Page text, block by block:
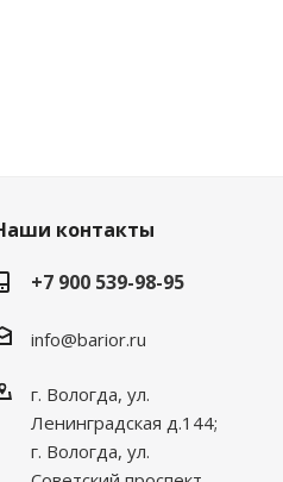
контакты
+7 900 539-98-95
info@barior.ru
г. Вологда, ул.
Ленинградская д.144;
г. Вологда, ул.